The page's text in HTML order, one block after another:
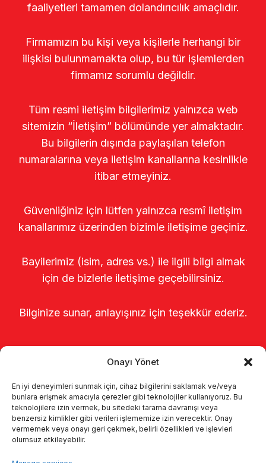
Onayı Yönet
En iyi deneyimleri sunmak için, cihaz bilgilerini saklamak ve/veya
bunlara erişmek amacıyla çerezler gibi teknolojiler kullanıyoruz. Bu
teknolojilere izin vermek, bu sitedeki tarama davranışı veya
benzersiz kimlikler gibi verileri işlememize izin verecektir. Onay
vermemek veya onayı geri çekmek, belirli özellikleri ve işlevleri
olumsuz etkileyebilir.
faaliyetleri tamamen dolandırıcılık amaçlıdır.
Firmamızın bu kişi veya kişilerle herhangi bir
ilişkisi bulunmamakta olup, bu tür işlemlerden
firmamız sorumlu değildir.
Tüm resmi iletişim bilgilerimiz yalnızca web
sitemizin “İletişim” bölümünde yer almaktadır.
Bu bilgilerin dışında paylaşılan telefon
numaralarına veya iletişim kanallarına kesinlikle
itibar etmeyiniz.
Güvenliğiniz için lütfen yalnızca resmî iletişim
kanallarımız üzerinden bizimle iletişime geçiniz.
Bayilerimiz (isim, adres vs.) ile ilgili bilgi almak
için de bizlerle iletişime geçebilirsiniz.
Bilginize sunar, anlayışınız için teşekkür ederiz.
Главная о нас
Продукты